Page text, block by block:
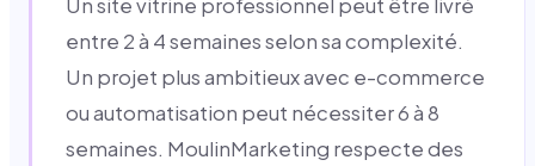
Un site vitrine professionnel peut être livré
entre 2 à 4 semaines selon sa complexité.
Un projet plus ambitieux avec e-commerce
ou automatisation peut nécessiter 6 à 8
semaines. MoulinMarketing respecte des